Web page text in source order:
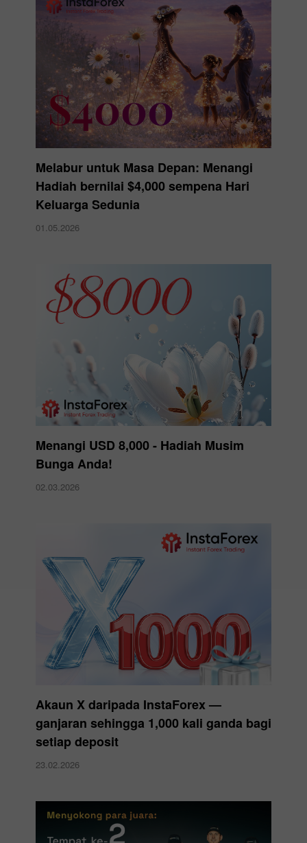
Melabur untuk Masa Depan: Menangi
Hadiah bernilai $4,000 sempena Hari
Keluarga Sedunia
01.05.2026
Menangi USD 8,000 - Hadiah Musim
Bunga Anda!
02.03.2026
Akaun X daripada InstaForex —
ganjaran sehingga 1,000 kali ganda bagi
setiap deposit
23.02.2026